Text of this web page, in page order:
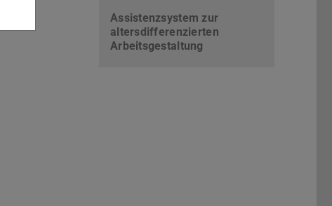
Assistenzsystem zur
altersdifferenzierten
Arbeitsgestaltung